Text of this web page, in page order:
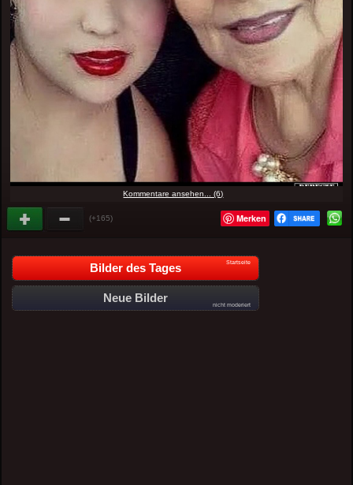
Kommentare ansehen... (6)
(+165) Merken
Bilder des Tages Startseite
Neue Bilder
nicht moderiert